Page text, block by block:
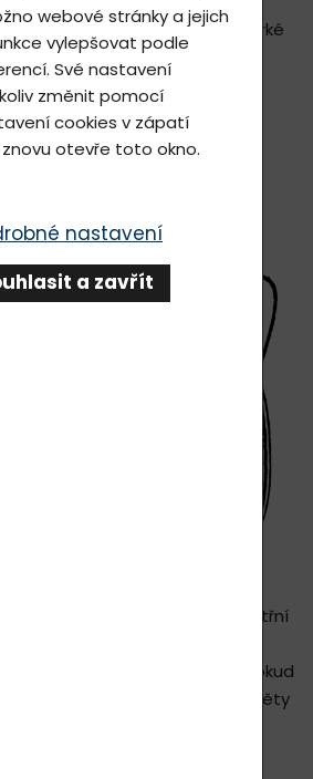
pulzující, bodavou bolest při horké
Bohužel nepříjemné
způsobeny citlivostí
když je nechráněná měkčí vnitřní
V případě zdravých zubů je
tkání a zubní sklovinou, ale pokud
mohou některé vnější podněty
webové stránky a jejich
vylepšovat podle
Své nastavení
změnit pomocí
cookies v zápatí
otevře toto okno.
nastavení
a zavřít